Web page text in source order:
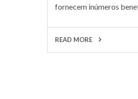
fornecem inúmeros
READ MORE